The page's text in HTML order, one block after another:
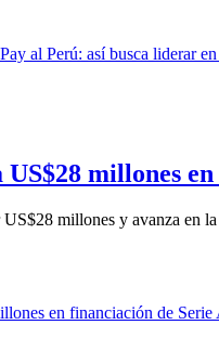
millones
millones y avanza en